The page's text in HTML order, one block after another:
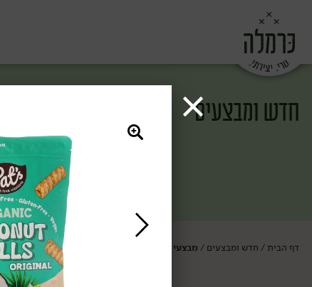
חדש ומבצעים
דף הבית / חדש ומבצעים / מבצעי החודש